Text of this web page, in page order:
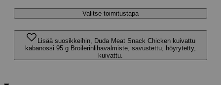
Valitse toimitustapa
Lisää suosikkeihin, Duda Meat Snack Chicken kuivattu
kabanossi 95 g Broilerinlihavalmiste, savustettu, höyrytetty,
kuivattu.